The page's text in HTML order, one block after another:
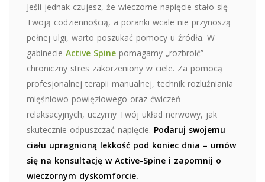
Jeśli jednak czujesz, że wieczorne napięcie stało się
Twoją codziennością, a poranki wcale nie przynoszą
pełnej ulgi, warto poszukać pomocy u źródła. W
gabinecie Active Spine pomagamy „rozbroić”
chroniczny stres zakorzeniony w ciele. Za pomocą
profesjonalnej terapii manualnej, technik rozluźniania
mięśniowo-powięziowego oraz ćwiczeń
relaksacyjnych, uczymy Twój układ nerwowy, jak
skutecznie odpuszczać napięcie. Podaruj swojemu
ciału upragnioną lekkość pod koniec dnia – umów
się na konsultację w Active-Spine i zapomnij o
wieczornym dyskomforcie.